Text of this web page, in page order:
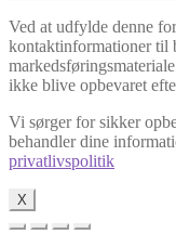
Ved at udfylde denne
kontaktinformationer til
ikke blive opbevaret
Vi sørger for sikker
behandler dine
privatlivspolitik
X